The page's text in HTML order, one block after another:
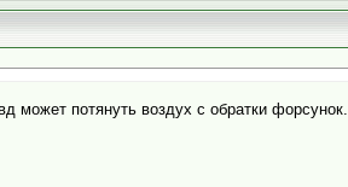
может потянуть воздух с обратки форсунок.